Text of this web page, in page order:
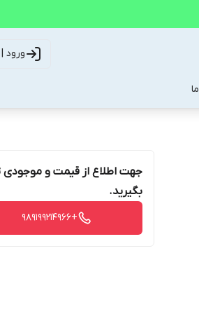
ورود
جهت اطلاع از قیمت و
بگیرید.
+989199214966